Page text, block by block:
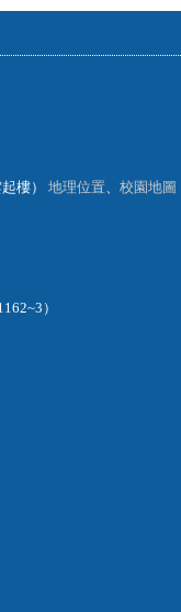
樓） 地理位置
校園地圖
）